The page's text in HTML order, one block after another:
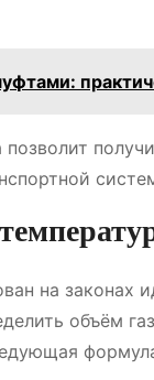
на законах
объём